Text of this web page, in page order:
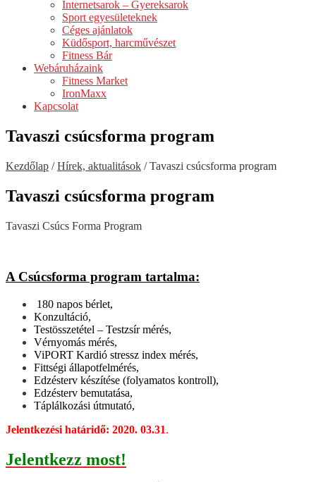
Internetsarok – Gyereksarok
Sport egyesületeknek
Céges ajánlatok
Küdősport, harcművészet
Fitness Bár
Webáruházaink
Fitness Market
IronMaxx
Kapcsolat
Tavaszi csúcsforma program
Kezdőlap /Hírek, aktualitások /Tavaszi csúcsforma program
Tavaszi csúcsforma program
Tavaszi Csúcs Forma Program
A Csúcsforma program tartalma:
180 napos bérlet,
Konzultáció,
Testösszetétel – Testzsír mérés,
Vérnyomás mérés,
ViPORT Kardió stressz index mérés,
Fittségi állapotfelmérés,
Edzésterv készítése (folyamatos kontroll),
Edzésterv bemutatása,
Táplálkozási útmutató,
Jelentkezési határidő: 2020. 03.31.
Jelentkezz most!